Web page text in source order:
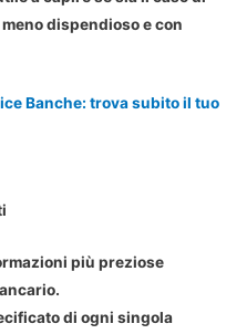
dispendioso e con
Banche: trova subito il tuo
più preziose
di ogni singola